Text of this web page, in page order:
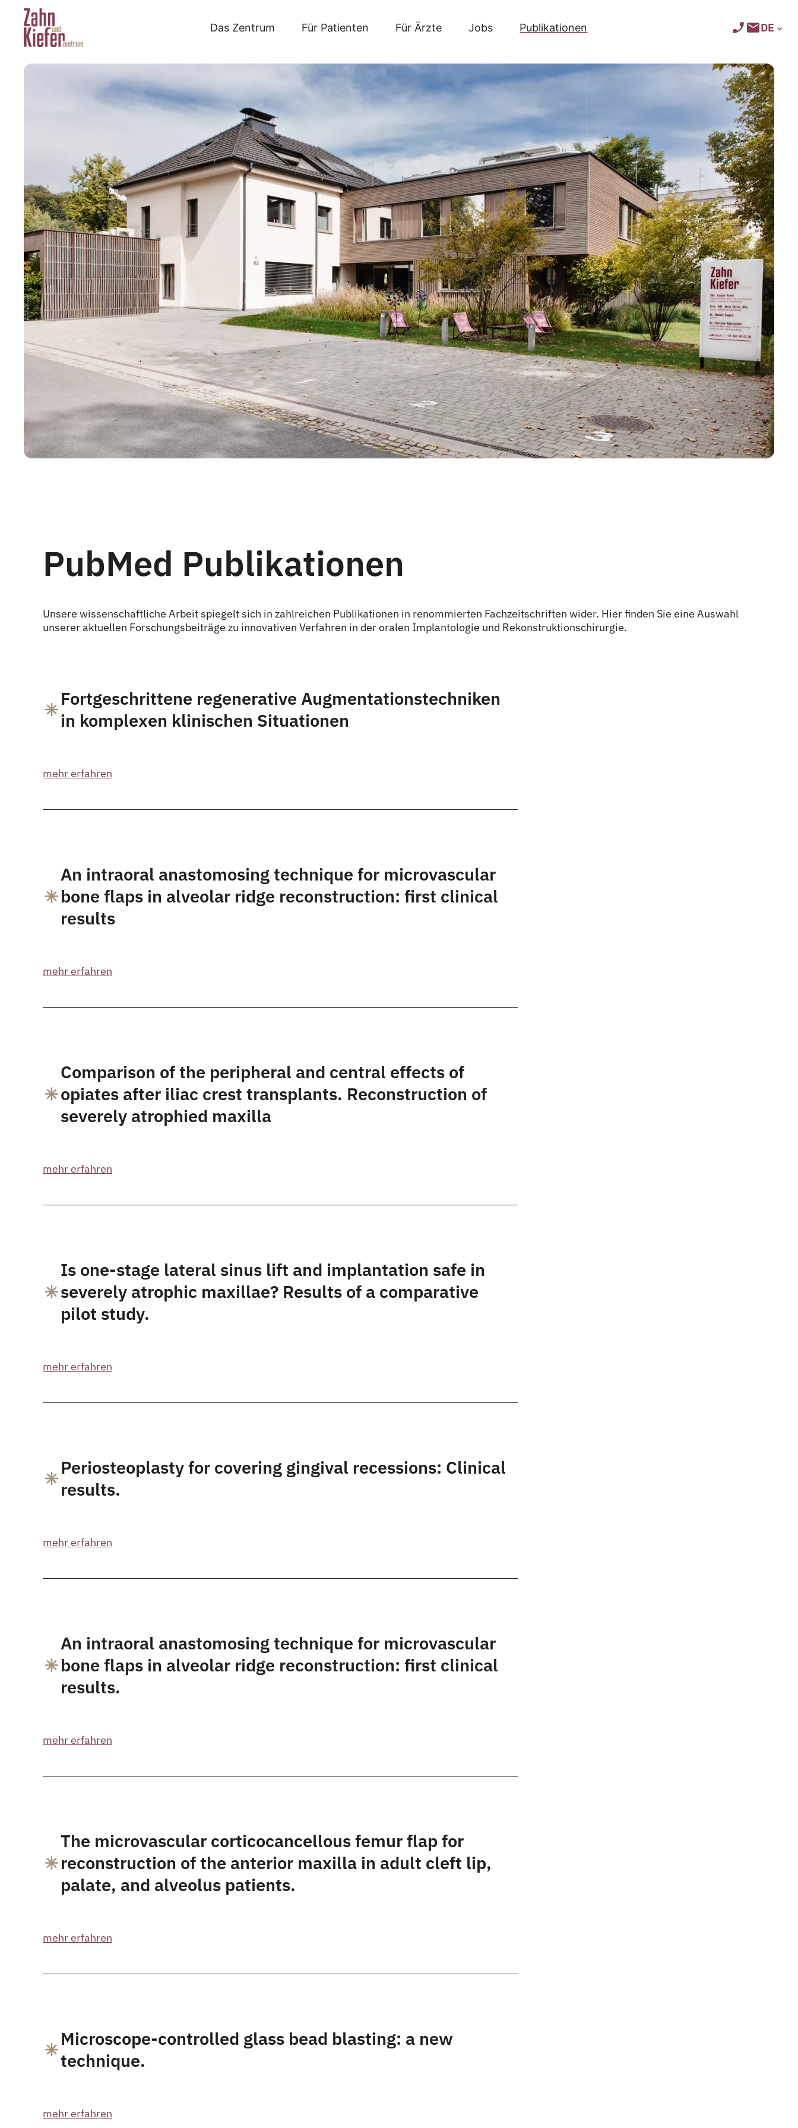
Das Zentrum Für Patienten Für Ärzte Jobs Publikationen DE
PubMed Publikationen
Unsere wissenschaftliche Arbeit spiegelt sich in zahlreichen Publikationen in renommierten Fachzeitschriften wider. Hier finden Sie eine Auswahl
unserer aktuellen Forschungsbeiträge zu innovativen Verfahren in der oralen Implantologie und Rekonstruktionschirurgie.
Fortgeschrittene regenerative Augmentationstechniken
in komplexen klinischen Situationen
mehr erfahren
An intraoral anastomosing technique for microvascular
bone flaps in alveolar ridge reconstruction: first clinical
results
mehr erfahren
Comparison of the peripheral and central effects of
opiates after iliac crest transplants. Reconstruction of
severely atrophied maxilla
mehr erfahren
Is one-stage lateral sinus lift and implantation safe in
severely atrophic maxillae? Results of a comparative
pilot study.
mehr erfahren
Periosteoplasty for covering gingival recessions: Clinical
results.
mehr erfahren
An intraoral anastomosing technique for microvascular
bone flaps in alveolar ridge reconstruction: first clinical
results.
mehr erfahren
The microvascular corticocancellous femur flap for
reconstruction of the anterior maxilla in adult cleft lip,
palate, and alveolus patients.
mehr erfahren
Microscope-controlled glass bead blasting: a new
technique.
mehr erfahren